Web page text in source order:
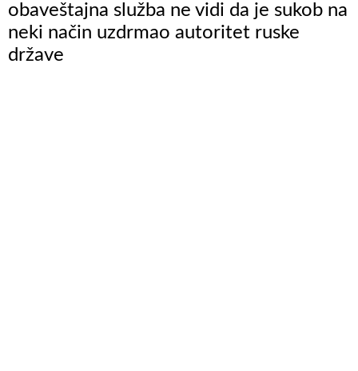
obaveštajna služba ne vidi da je sukob na
neki način uzdrmao autoritet ruske
države